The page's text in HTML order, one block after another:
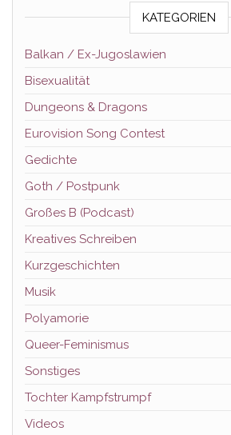
KATEGORIEN
Balkan / Ex-Jugoslawien
Bisexualität
Dungeons & Dragons
Eurovision Song Contest
Gedichte
Goth / Postpunk
Großes B (Podcast)
Kreatives Schreiben
Kurzgeschichten
Musik
Polyamorie
Queer-Feminismus
Sonstiges
Tochter Kampfstrumpf
Videos